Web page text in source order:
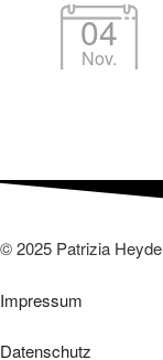
04
Nov.
© 2025 Patrizia Heyde
Impressum
Datenschutz